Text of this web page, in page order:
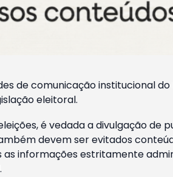
de comunicação institucional
eleitoral.
é vedada a divulgação
devem ser evitados
informações estritamente